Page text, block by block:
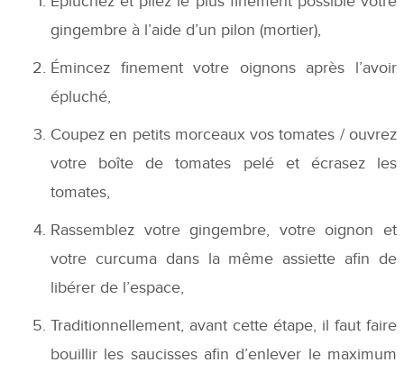
gingembre à l’aide d’un pilon (mortier),
Émincez finement votre oignons après l’avoir
épluché,
Coupez en petits morceaux vos tomates / ouvrez
votre boîte de tomates pelé et écrasez les
tomates,
Rassemblez votre gingembre, votre oignon et
votre curcuma dans la même assiette afin de
libérer de l’espace,
Traditionnellement, avant cette étape, il faut faire
bouillir les saucisses afin d’enlever le maximum